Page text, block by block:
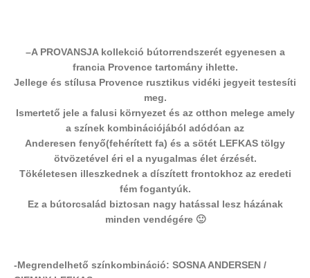
–A PROVANSJA kollekció bútorrendszerét egyenesen a
francia Provence tartomány ihlette.
Jellege és stílusa Provence rusztikus vidéki jegyeit testesíti
meg.
Ismertető jele a falusi környezet és az otthon melege amely
a színek kombinációjából adódóan az
Anderesen fenyő(fehérített fa) és a sötét LEFKAS tölgy
ötvözetével éri el a nyugalmas élet érzését.
Tökéletesen illeszkednek a díszített frontokhoz az eredeti
fém fogantyúk.
Ez a bútorcsalád biztosan nagy hatással lesz házának
minden vendégére 🙂
-Megrendelhető színkombináció: SOSNA ANDERSEN /